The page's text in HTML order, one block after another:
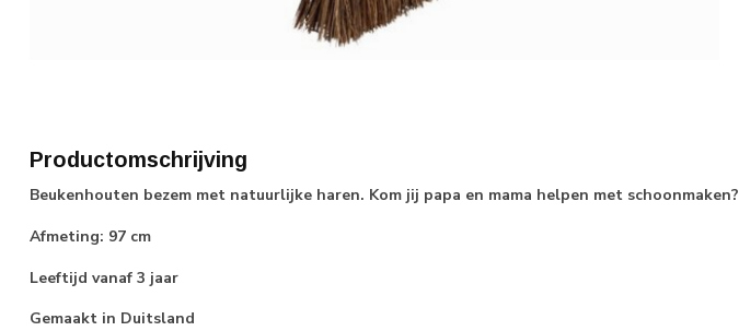
Productomschrijving
Beukenhouten bezem met natuurlijke haren. Kom jij papa en mama helpen met
Afmeting: 97 cm
Leeftijd vanaf 3 jaar
Gemaakt in Duitsland